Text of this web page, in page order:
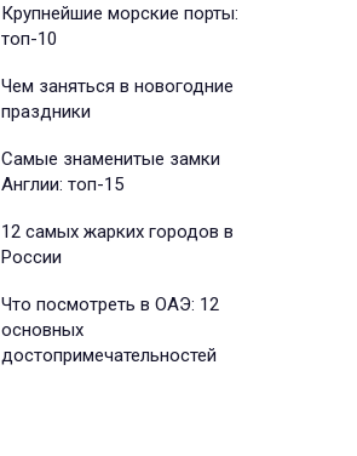
Крупнейшие морские порты:
топ-10
Чем заняться в новогодние
праздники
Самые знаменитые замки
Англии: топ-15
12 самых жарких городов в
России
Что посмотреть в ОАЭ: 12
основных
достопримечательностей